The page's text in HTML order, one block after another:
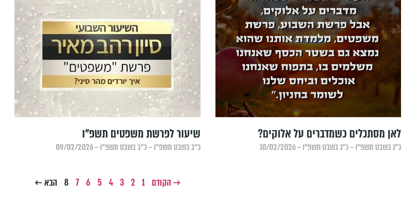
לאן מסתכלים כשמדברים על אלוקים?
כ״ג בשבט תשפ״ו – כ״ג בשבט תשפ״ו – 10/02/2026
שיעור לפרשת משפטים תשפ"ו
כ״ב בשבט תשפ״ו – כ״ב בשבט תשפ״ו – 09/02/2026
→ הקודם 1
2
3
4
5
6
7
8 הבא ←